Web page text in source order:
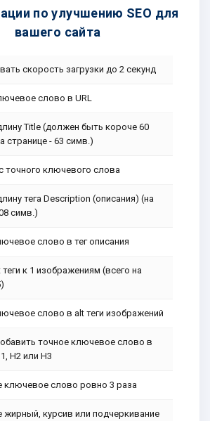
по улучшению SEO для
вашего сайта
скорость загрузки до 2 секунд
слово в URL
Title (должен быть короче 60
странице - 63 симв.)
точного ключевого слова
тега Description (описания) (на
симв.)
слово в тег описания
к 1 изображениям (всего на
слово в alt теги изображений
точное ключевое слово в
H2 или H3
ключевое слово ровно 3 раза
жирный, курсив или подчеркивание